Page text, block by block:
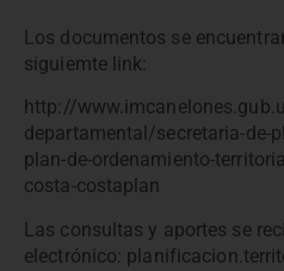
Los documentos se
siguiemte link:
http://
departamental/secretaria-de-
plan-de-ordenamiento-
costa-costaplan
Las consultas y aportes se
electrónico: